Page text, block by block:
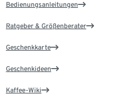
Bedienungsanleitungen
Ratgeber & Größenberater
Geschenkkarte
Geschenkideen
Kaffee-Wiki